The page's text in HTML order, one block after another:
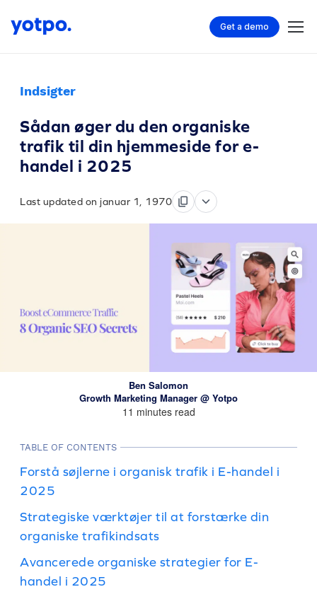
Get a demo
Indsigter
Sådan øger du den organiske
trafik til din hjemmeside for e-
handel i 2025
Last updated on januar 1, 1970
Ben Salomon
Growth Marketing Manager @ Yotpo
11 minutes read
TABLE OF CONTENTS
Forstå søjlerne i organisk trafik i E-handel i
2025
Strategiske værktøjer til at forstærke din
organiske trafikindsats
Avancerede organiske strategier for E-
handel i 2025